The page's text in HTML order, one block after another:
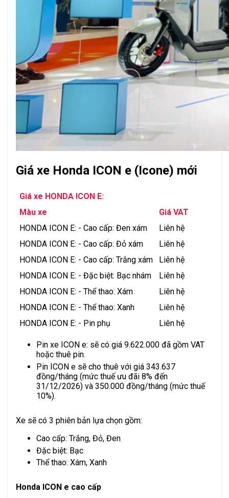
Giá xe Honda ICON e (Icone) mới
Giá xe HONDA ICON E:
Màu xe
Giá VAT
HONDA ICON E: - Cao cấp: Đen xám
Liên hệ
HONDA ICON E: - Cao cấp: Đỏ xám
Liên hệ
HONDA ICON E: - Cao cấp: Trắng xám
Liên hệ
HONDA ICON E: - Đặc biệt: Bạc nhám
Liên hệ
HONDA ICON E: - Thể thao: Xám
Liên hệ
HONDA ICON E: - Thể thao: Xanh
Liên hệ
HONDA ICON E: - Pin phụ
Liên hệ
Pin xe ICON e: sẽ có giá 9.622.000 đã gồm VAT
hoặc thuê pin.
Pin ICON e sẽ cho thuê với giá 343.637
đồng/tháng (mức thuế ưu đãi 8% đến
31/12/2026) và 350.000 đồng/tháng (mức thuế
10%).
Xe sẽ có 3 phiên bản lựa chọn gồm:
Cao cấp: Trắng, Đỏ, Đen
Đặc biệt: Bạc
Thể thao: Xám, Xanh
Honda ICON e cao cấp